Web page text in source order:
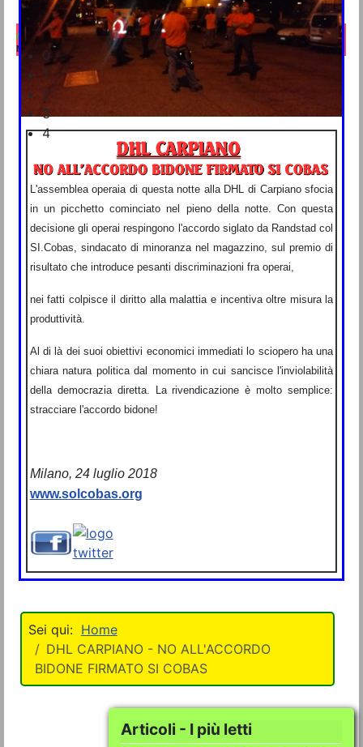
A che punto è la vertenza GLS a Napoli e provincia
Napoli, 25 aprile 2025
0
1
2
3
4
L'assemblea operaia di questa notte alla DHL di Carpiano sfocia
in un picchetto cominciato nel pieno della notte. Con questa
decisione gli operai respingono l'accordo siglato da Randstad col
SI.Cobas, sindacato di minoranza nel magazzino, sul premio di
risultato che introduce pesanti discriminazioni fra operai,
nei fatti colpisce il diritto alla malattia e incentiva oltre misura la
produttività.
Al di là dei suoi obiettivi economici immediati lo sciopero ha una
chiara natura politica dal momento in cui sancisce l'inviolabilità
della democrazia diretta. La rivendicazione è molto semplice:
stracciare l'accordo bidone!
Milano, 24 luglio 2018
www.solcobas.org
Home
DHL CARPIANO - NO ALL'ACCORDO
BIDONE FIRMATO SI COBAS
Articoli - I più letti